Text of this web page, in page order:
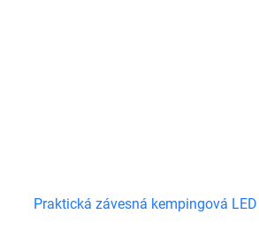
Praktická závesná kempingová